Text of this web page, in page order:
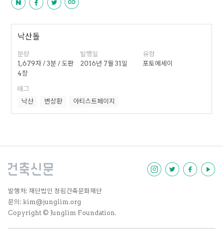
낙산돌
분량
1,679자 / 3분 / 도판
4장
발행일
2016년 7월 31일
유형
포토에세이
태그
낙산
변상환 아티스트페이지
발행처: 재단법인 정림건축문화재단
문의: kim@junglim.org
Copyright © Junglim Foundation.